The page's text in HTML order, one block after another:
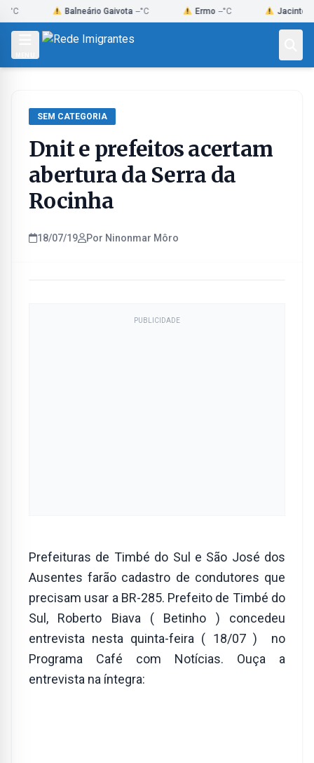
Skip
to
Balneário Gaivota --°C Ermo --°C Jacinto
SEM CATEGORIA
Dnit e prefeitos acertam
abertura da Serra da
Rocinha
18/07/19 Por Ninonmar Môro
PUBLICIDADE
Prefeituras de Timbé do Sul e São José dos
Ausentes farão cadastro de condutores que
precisam usar a BR-285. Prefeito de Timbé do
Sul, Roberto Biava ( Betinho ) concedeu
entrevista nesta quinta-feira ( 18/07 ) no
Programa Café com Notícias. Ouça a
entrevista na íntegra: